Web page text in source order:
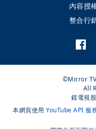
內容授
整合行
©Mirror TV
All
鏡電視
本網頁使用 YouTube API 服